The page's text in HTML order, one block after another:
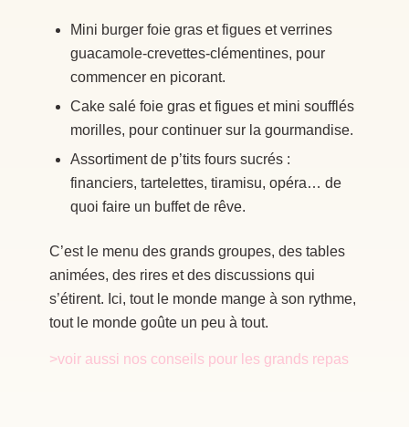
Mini burger foie gras et figues et verrines
guacamole-crevettes-clémentines, pour
commencer en picorant.
Cake salé foie gras et figues et mini soufflés
morilles, pour continuer sur la gourmandise.
Assortiment de p’tits fours sucrés :
financiers, tartelettes, tiramisu, opéra… de
quoi faire un buffet de rêve.
C’est le menu des grands groupes, des tables
animées, des rires et des discussions qui
s’étirent. Ici, tout le monde mange à son rythme,
tout le monde goûte un peu à tout.
>voir aussi nos conseils pour les grands repas